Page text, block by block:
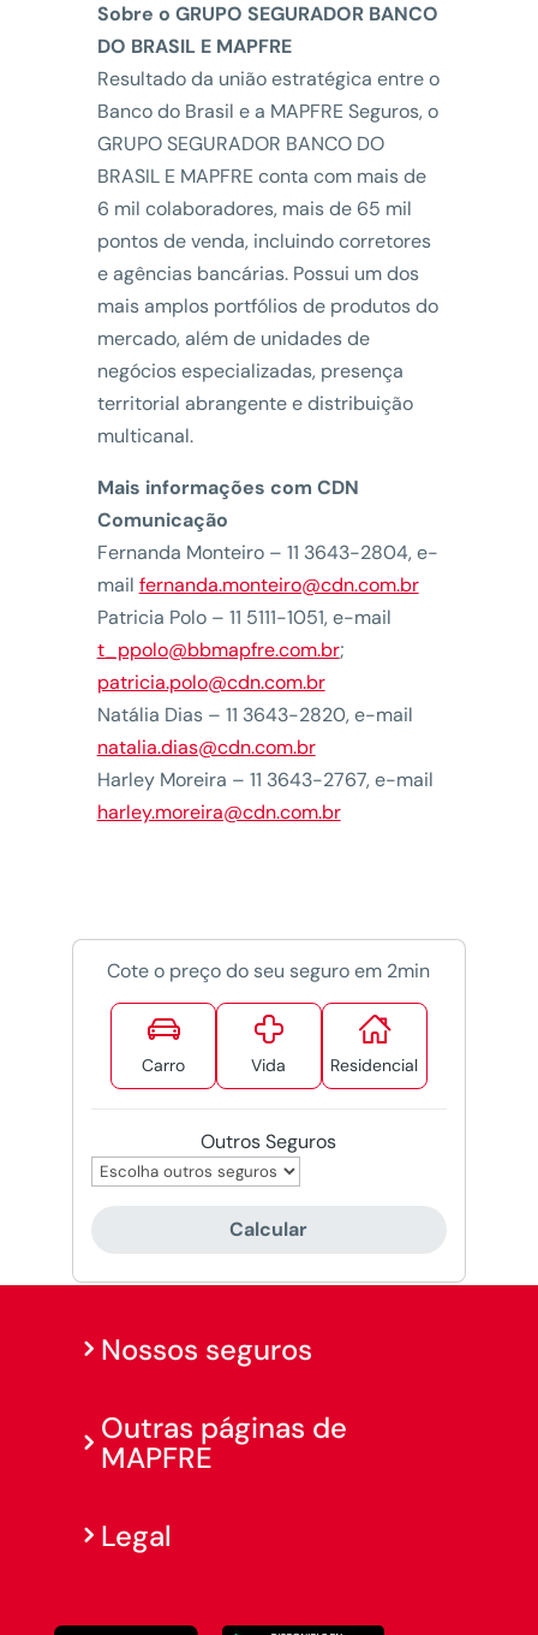
Sobre o GRUPO SEGURADOR BANCO
DO BRASIL E MAPFRE
Resultado da união estratégica entre o
Banco do Brasil e a MAPFRE Seguros, o
GRUPO SEGURADOR BANCO DO
BRASIL E MAPFRE conta com mais de
6 mil colaboradores, mais de 65 mil
pontos de venda, incluindo corretores
e agências bancárias. Possui um dos
mais amplos portfólios de produtos do
mercado, além de unidades de
negócios especializadas, presença
territorial abrangente e distribuição
multicanal.
Mais informações com CDN
Comunicação
Fernanda Monteiro – 11 3643-2804, e-
mail fernanda.monteiro@cdn.com.br
Patricia Polo – 11 5111-1051, e-mail
t_ppolo@bbmapfre.com.br;
patricia.polo@cdn.com.br
Natália Dias – 11 3643-2820, e-mail
natalia.dias@cdn.com.br
Harley Moreira – 11 3643-2767, e-mail
harley.moreira@cdn.com.br
Cote o preço do seu seguro em 2min

Carro

Vida

Residencial
Outros Seguros
Calcular
Nossos seguros
Outras páginas de
MAPFRE
Legal